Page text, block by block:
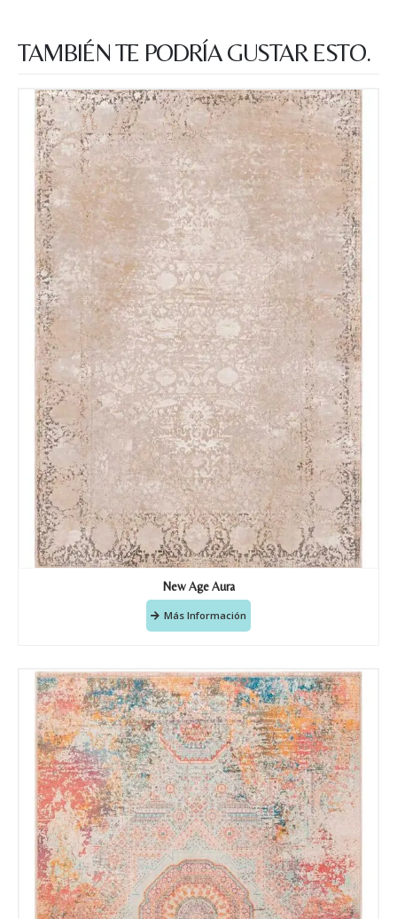
TAMBIÉN TE PODRÍA GUSTAR ESTO.
New Age Aura
Más Información
Nombre y apellido*
Teléfono
Correo electronico*
Tu mensaje.
Acuerdo RGPD*
Doy mi consentimiento para que
esta web almacene la
información que envío para que
puedan responder a mi petición.
Recibir mi oferta